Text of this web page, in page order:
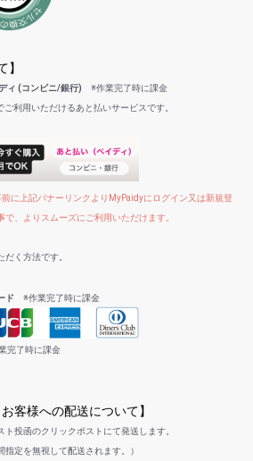
】
ィ (コンビニ/銀行) ※作業完了時に課金
利用いただけるあと払いサービスです。
に上記バナーリンクよりMyPaidyにログイン又は新規登
、よりスムーズにご利用いただけます。
く方法です。
ド ※作業完了時に課金
了時に課金
客様への配送について】
投函のクリックポストにて発送します。
指定を無視して配送されます。）